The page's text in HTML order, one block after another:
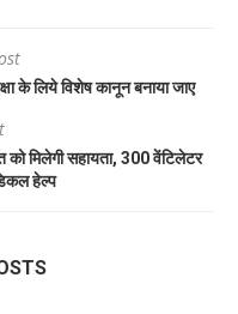
के लिये विशेष कानून बनाया जाए
को मिलेगी सहायता, 300 वेंटिलेटर
हेल्प